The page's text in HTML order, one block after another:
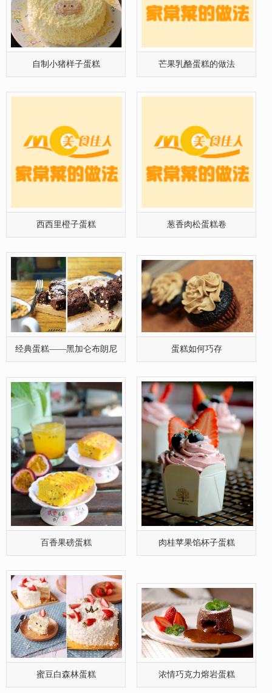
自制小猪样子蛋糕 芒果乳酪蛋糕的做法
西西里橙子蛋糕 葱香肉松蛋糕卷
经典蛋糕——黑加仑布朗尼 蛋糕如何巧存
百香果磅蛋糕 肉桂苹果馅杯子蛋糕
蜜豆白森林蛋糕 浓情巧克力熔岩蛋糕